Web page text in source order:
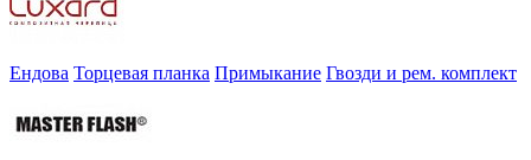
Ендова Торцевая планка Примыкание Гвозди и рем. комплект